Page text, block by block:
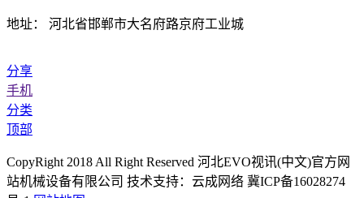
地址： 河北省邯郸市大名府路京府工业城
分享
手机
分类
顶部
CopyRight 2018 All Right Reserved 河北EVO视讯(中文)官方网
站机械设备有限公司 技术支持：云成网络 冀ICP备16028274